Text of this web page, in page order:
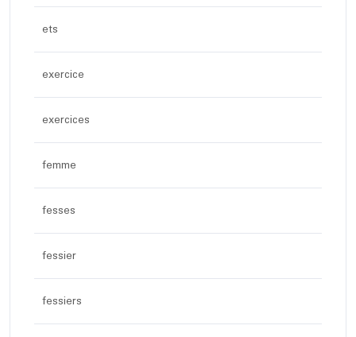
ets
exercice
exercices
femme
fesses
fessier
fessiers